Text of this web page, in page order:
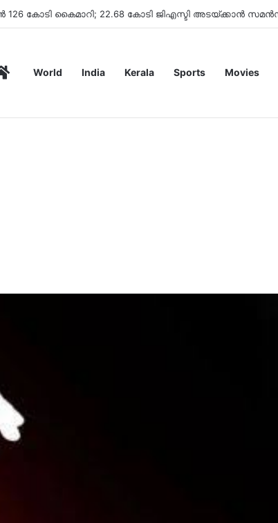
ചെയ്തു
HomeWorld India Kerala Sports Movies